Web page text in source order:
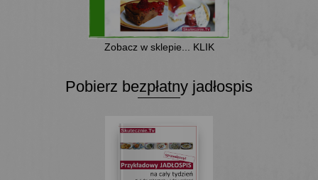
Zobacz w sklepie... KLIK
Pobierz bezpłatny jadłospis